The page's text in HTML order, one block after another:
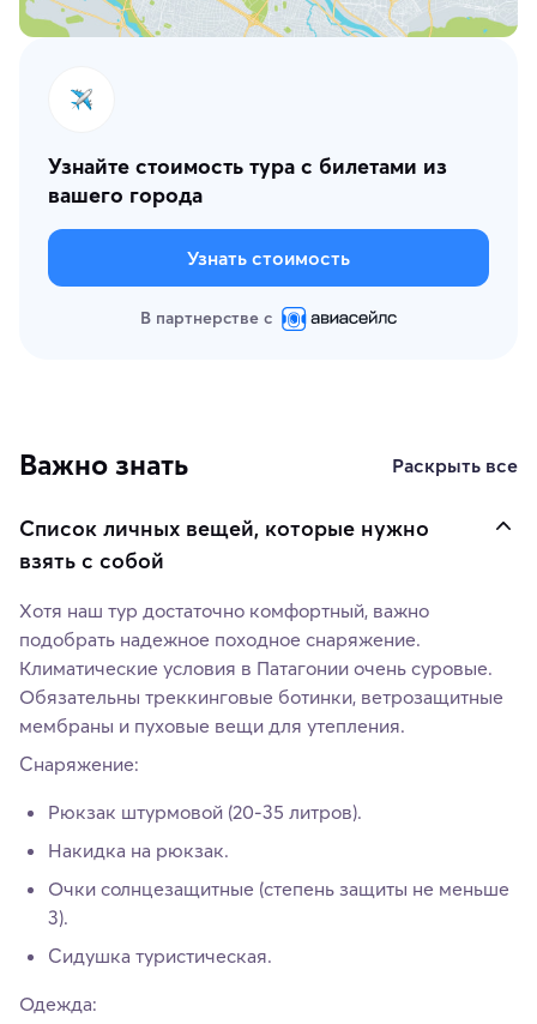
Узнайте стоимость тура с билетами из
вашего города
Узнать стоимость
В партнерстве с
Важно знать Раскрыть все
Список личных вещей, которые нужно
взять с собой
Хотя наш тур достаточно комфортный, важно
подобрать надежное походное снаряжение.
Климатические условия в Патагонии очень суровые.
Обязательны треккинговые ботинки, ветрозащитные
мембраны и пуховые вещи для утепления.
Снаряжение:
Рюкзак штурмовой (20-35 литров).
Накидка на рюкзак.
Очки солнцезащитные (степень защиты не меньше
3).
Сидушка туристическая.
Одежда: